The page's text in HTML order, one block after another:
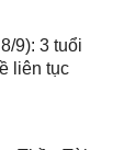
9): 3 tuổi
liên tục